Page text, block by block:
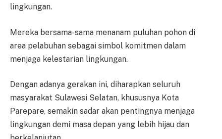
lingkungan.
Mereka bersama-sama menanam puluhan pohon di
area pelabuhan sebagai simbol komitmen dalam
menjaga kelestarian lingkungan.
Dengan adanya gerakan ini, diharapkan seluruh
masyarakat Sulawesi Selatan, khususnya Kota
Parepare, semakin sadar akan pentingnya menjaga
lingkungan demi masa depan yang lebih hijau dan